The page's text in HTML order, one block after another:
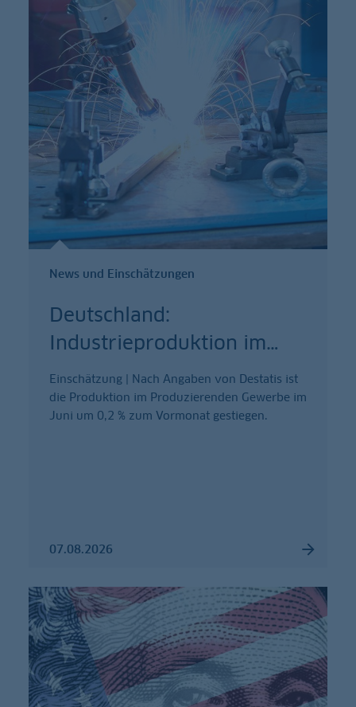
News und Einschätzungen
Deutschland:
Industrieproduktion im…
Einschätzung | Nach Angaben von Destatis ist
die Produktion im Produzierenden Gewerbe im
Juni um 0,2 % zum Vormonat gestiegen.
07.08.2026